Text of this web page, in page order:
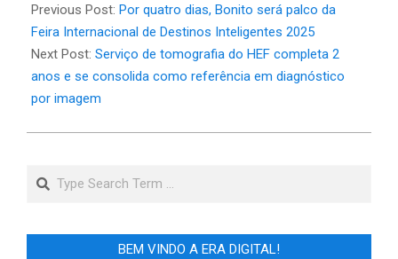
03-
15
Previous Post: Por quatro dias, Bonito será palco da
Feira Internacional de Destinos Inteligentes 2025
Next Post: Serviço de tomografia do HEF completa 2
anos e se consolida como referência em diagnóstico
por imagem
Search
BEM VINDO A ERA DIGITAL!